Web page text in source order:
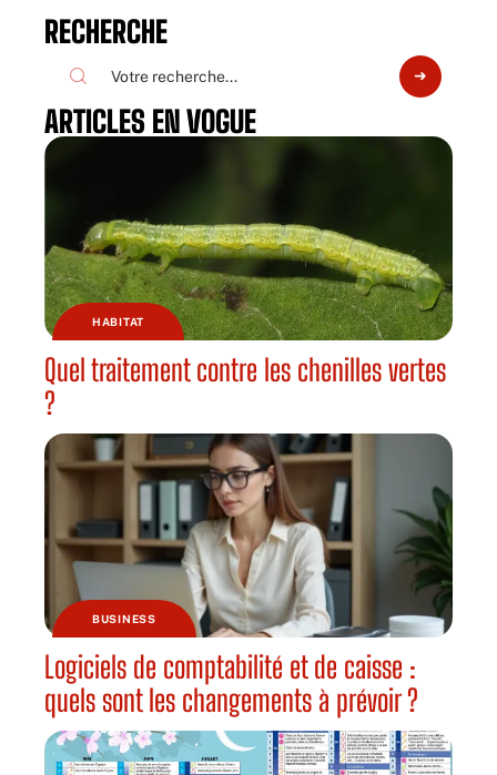
RECHERCHE
ARTICLES EN VOGUE
HABITAT
Quel traitement contre les chenilles vertes
?
BUSINESS
Logiciels de comptabilité et de caisse :
quels sont les changements à prévoir ?